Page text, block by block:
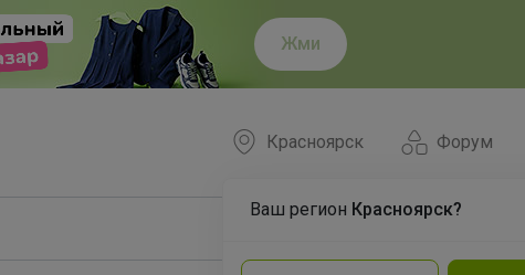
Жми
Форум
Красноярск
Ваш регион Красноярск?